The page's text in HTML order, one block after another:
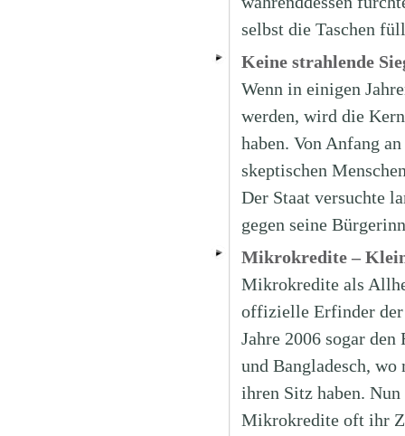
selbst die Taschen
Keine strahlende
Wenn in einigen
werden, wird die
haben. Von Anfang
skeptischen
Der Staat versuchte
gegen seine
Mikrokredite –
Mikrokredite als
offizielle Erfinder der
Jahre 2006 sogar
und Bangladesch,
ihren Sitz haben.
Mikrokredite oft ihr